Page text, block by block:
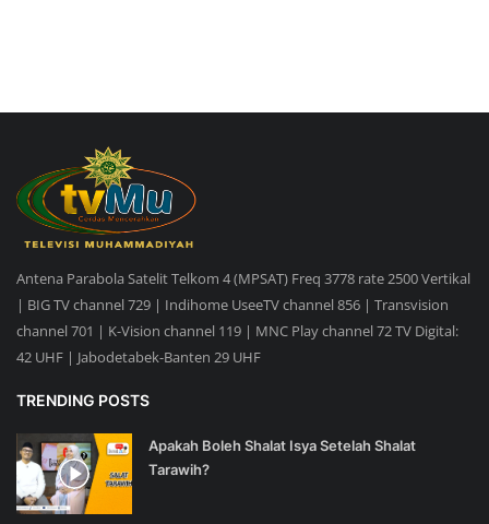
Antena Parabola Satelit Telkom 4 (MPSAT) Freq 3778 rate 2500 Vertikal
| BIG TV channel 729 | Indihome UseeTV channel 856 | Transvision
channel 701 | K-Vision channel 119 | MNC Play channel 72 TV Digital:
42 UHF | Jabodetabek-Banten 29 UHF
TRENDING POSTS
Apakah Boleh Shalat Isya Setelah Shalat
Tarawih?